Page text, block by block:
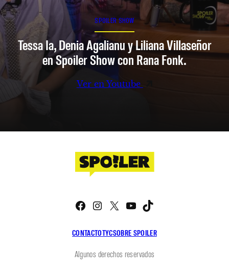
SPOILER SHOW
Tessa Ia, Denia Agalianu y Liliana Villaseñor
en Spoiler Show con Rana Fonk.
Ver en Youtube
CONTACTOTYCSOBRE SPOILER
Facebook
Instagram
X YouTube
Algunos derechos reservados